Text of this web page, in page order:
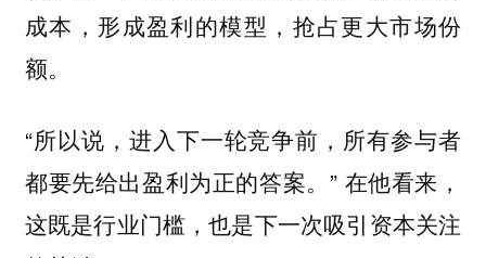
成本，形成盈利的模型，抢占更大市场份
额。
“所以说，进入下一轮竞争前，所有参与者
都要先给出盈利为正的答案。” 在他看来，
这既是行业门槛，也是下一次吸引资本关注